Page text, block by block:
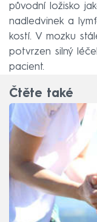
původní ložisko
nadledvinek a
kostí. V mozku
potvrzen silný
pacient.
Čtěte také